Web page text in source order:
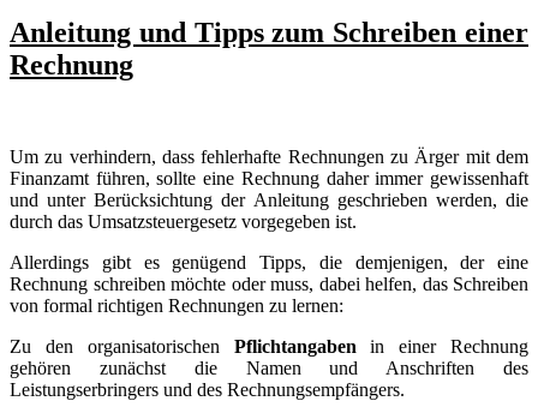
Anleitung und Tipps zum Schreiben einer
Rechnung
Um zu verhindern, dass fehlerhafte Rechnungen zu Ärger mit dem
Finanzamt führen, sollte eine Rechnung daher immer gewissenhaft
und unter Berücksichtung der Anleitung geschrieben werden, die
durch das Umsatzsteuergesetz vorgegeben ist.
Allerdings gibt es genügend Tipps, die demjenigen, der eine
Rechnung schreiben möchte oder muss, dabei helfen, das Schreiben
von formal richtigen Rechnungen zu lernen:
Zu den organisatorischen Pflichtangaben in einer Rechnung
gehören zunächst die Namen und Anschriften des
Leistungserbringers und des Rechnungsempfängers.